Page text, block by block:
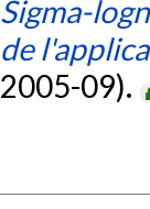
Sigma-
de
2005-09).